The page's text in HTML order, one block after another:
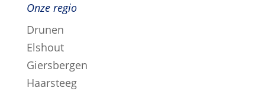
Onze regio
Drunen
Elshout
Giersbergen
Haarsteeg